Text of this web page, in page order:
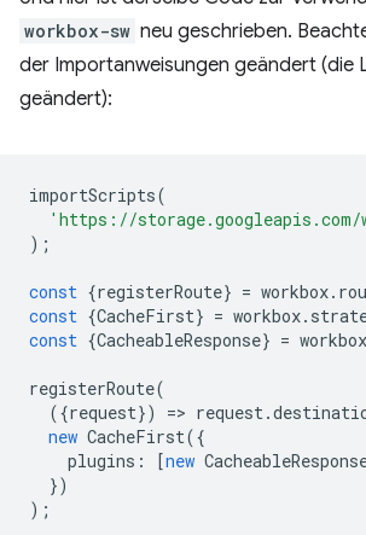
workbox-sw neu geschrieben.
der Importanweisungen geändert (die
geändert):
importScripts(
'https://storage.googleapis.com/
);
const {registerRoute} = workbox.
const {CacheFirst} = workbox.
const {CacheableResponse} = workbox
registerRoute(
({request}) => request.
new CacheFirst({
plugins : [new
})
);